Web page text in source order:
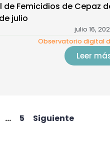
de Femicidios de Cepaz
julio
julio 16,
Observatorio digital
Leer
… 5 Siguiente